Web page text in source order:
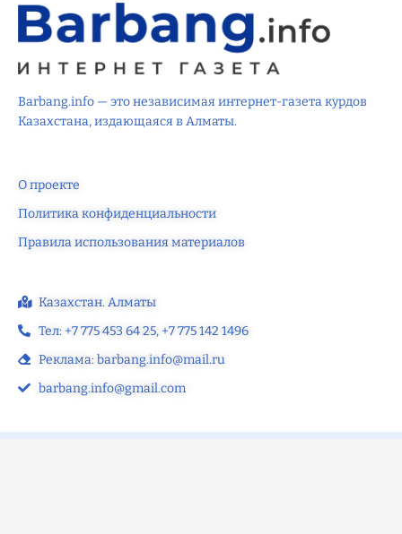
Barbang.info — это независимая интернет-газета курдов
Казахстана, издающаяся в Алматы.
О проекте
Политика конфиденциальности
Правила использования материалов
Казахстан. Алматы
Тел: +7 775 453 64 25‬, +7 775 142 1496‬
Реклама: barbang.info@mail.ru
barbang.info@gmail.com